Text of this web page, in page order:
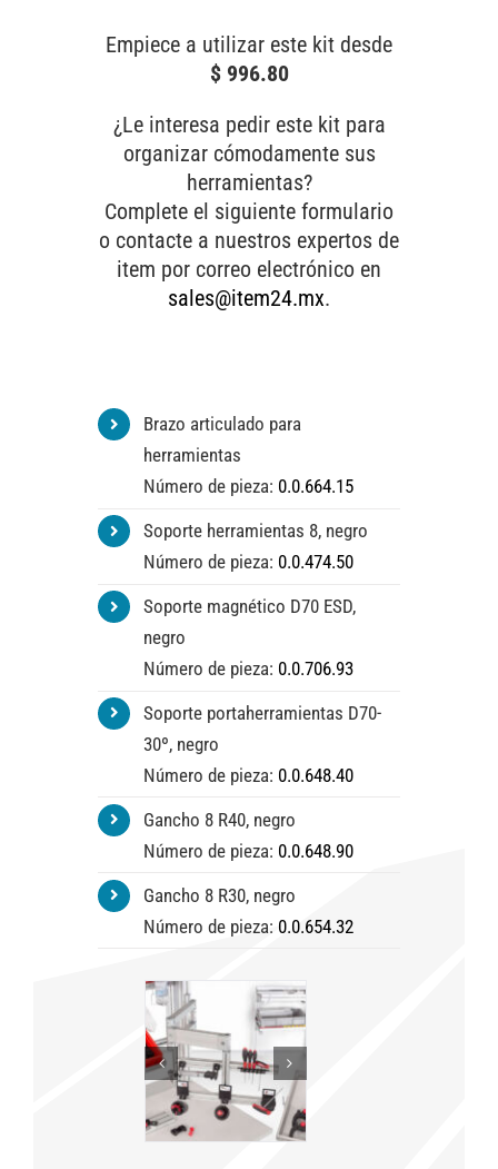
Empiece a utilizar este kit desde
$ 996.80
¿Le interesa pedir este kit para
organizar cómodamente sus
herramientas?
Complete el siguiente formulario
o contacte a nuestros expertos de
item por correo electrónico en
sales@item24.mx.
Brazo articulado para
herramientas
Número de pieza: 0.0.664.15
Soporte herramientas 8, negro
Número de pieza: 0.0.474.50
Soporte magnético D70 ESD,
negro
Número de pieza: 0.0.706.93
Soporte portaherramientas D70-
30º, negro
Número de pieza: 0.0.648.40
Gancho 8 R40, negro
Número de pieza: 0.0.648.90
Gancho 8 R30, negro
Número de pieza: 0.0.654.32